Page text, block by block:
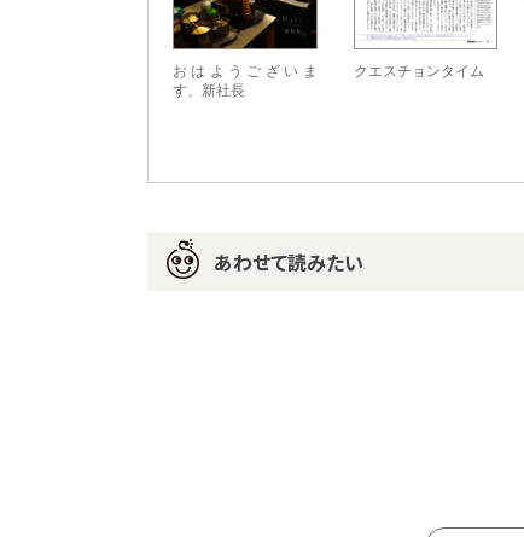
おはようございま
す、新社長
クエスチョンタイム
あわせて読みたい